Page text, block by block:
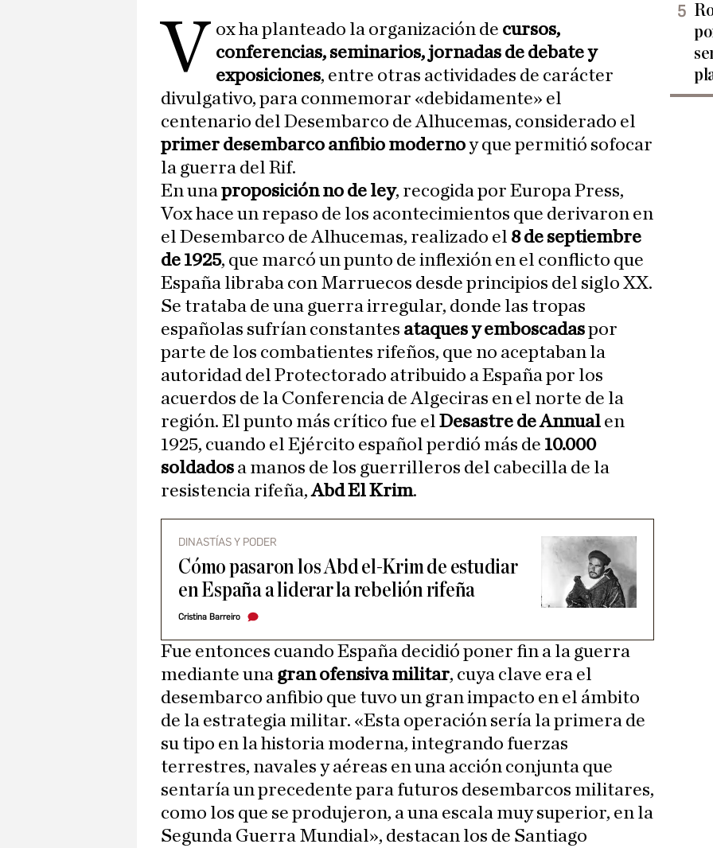
V ox ha planteado la organización de cursos,
conferencias, seminarios, jornadas de debate y
exposiciones, entre otras actividades de carácter
divulgativo, para conmemorar «debidamente» el
centenario del Desembarco de Alhucemas, considerado el
primer desembarco anfibio modernoy que permitió sofocar
la guerra del Rif.
En unaproposición no de ley, recogida por Europa Press,
Vox hace un repaso de los acontecimientos que derivaron en
el Desembarco de Alhucemas, realizado el 8 de septiembre
de 1925, que marcó un punto de inflexión en el conflicto que
España libraba con Marruecos desde principios del siglo XX.
Se trataba de una guerra irregular, donde las tropas
españolas sufrían constantes ataques y emboscadaspor
parte de los combatientes rifeños, que no aceptaban la
autoridad del Protectorado atribuido a España por los
acuerdos de la Conferencia de Algeciras en el norte de la
región. El punto más crítico fue el Desastre de Annual en
1925, cuando el Ejército español perdió más de 10.000
soldados a manos de los guerrilleros del cabecilla de la
resistencia rifeña,Abd El Krim.
DINASTÍAS Y PODER
Cómo pasaron los Abd el-Krim de estudiar
en España a liderar la rebelión rifeña
Cristina Barreiro
Fue entonces cuando España decidió poner fin a la guerra
mediante una gran ofensiva militar, cuya clave era el
desembarco anfibio que tuvo un gran impacto en el ámbito
de la estrategia militar. «Esta operación sería la primera de
su tipo en la historia moderna, integrando fuerzas
terrestres, navales y aéreas en una acción conjunta que
sentaría un precedente para futuros desembarcos militares,
como los que se produjeron, a una escala muy superior, en la
Segunda Guerra Mundial», destacan los de Santiago